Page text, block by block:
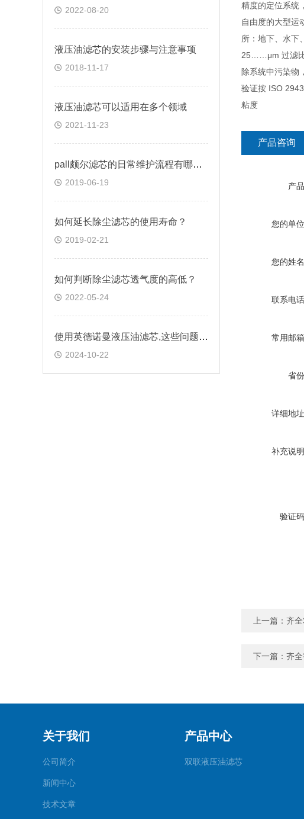
2022-08-20
液压油滤芯的安装步骤与注意事项
2018-11-17
液压油滤芯可以适用在多个领域
2021-11-23
pall颇尔滤芯的日常维护流程有哪些呢？
2019-06-19
如何延长除尘滤芯的使用寿命？
2019-02-21
如何判断除尘滤芯透气度的高低？
2022-05-24
使用英德诺曼液压油滤芯,这些问题你注意了吗？
2024-10-22
精度的定位系统
自由度的大型
所：地下、水
25……μm 过滤
除系统中污染
验证按 ISO
粘度
产品咨询
产品
您的单位
您的姓名
联系电话
常用邮箱
省份
详细地址
补充说明
验证码
上一篇： 齐
下一篇： 齐
关于我们
公司简介
新闻中心
技术文章
产品中心
双联液压油滤芯